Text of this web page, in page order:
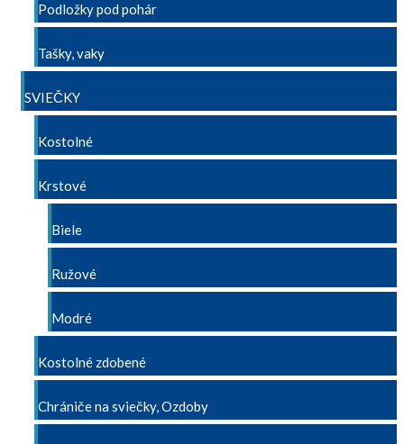
Podložky pod pohár
Tašky, vaky
SVIEČKY
Kostolné
Krstové
Biele
Ružové
Modré
Kostolné zdobené
Chrániče na sviečky, Ozdoby